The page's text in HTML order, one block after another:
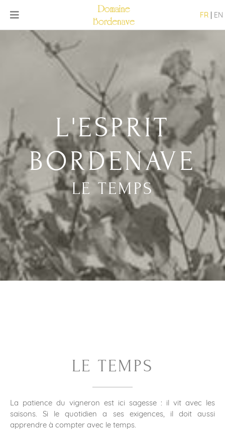
FR| EN
L'ESPRIT
BORDENAVE
LE TEMPS
LE TEMPS
La patience du vigneron est ici sagesse : il vit avec les
saisons. Si le quotidien a ses exigences, il doit aussi
apprendre à compter avec le temps.